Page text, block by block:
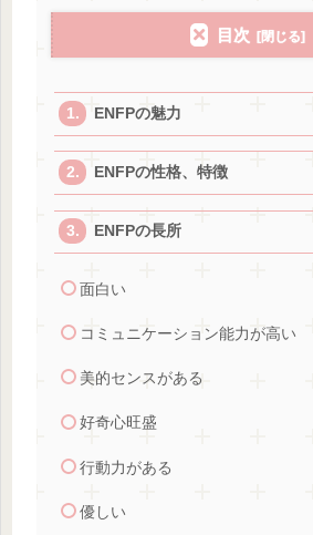
目次
ENFPの魅力
ENFPの性格、特徴
ENFPの長所
面白い
コミュニケーション能力が高い
美的センスがある
好奇心旺盛
行動力がある
優しい